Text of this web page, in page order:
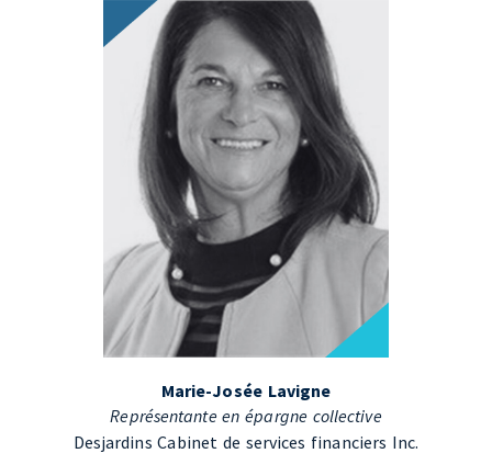
Marie-Josée Lavigne
Représentante en épargne collective
Desjardins Cabinet de services financiers Inc.